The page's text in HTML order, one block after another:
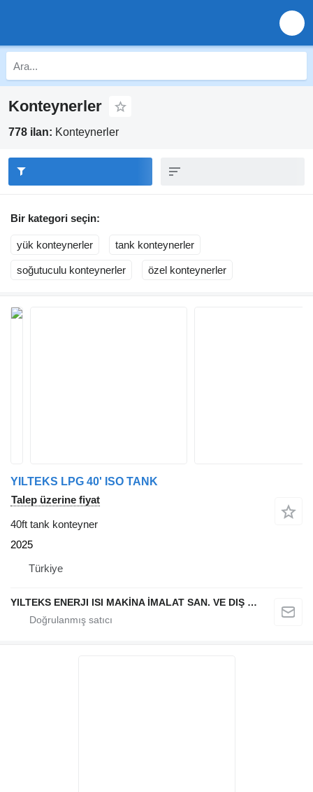
Konteynerler
778 ilan: Konteynerler
Bir kategori seçin:
yük konteynerler tank konteynerler
soğutuculu konteynerler özel konteynerler
YILTEKS LPG 40' ISO TANK
Talep üzerine fiyat
40ft tank konteyner
2025
Türkiye
YILTEKS ENERJI ISI MAKİNA İMALAT SAN. VE DIŞ TİC. LTD. ŞTİ.